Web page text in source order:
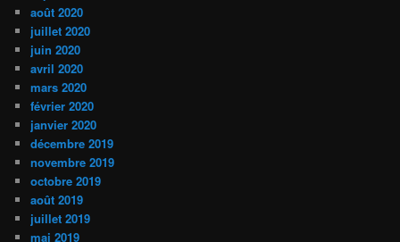
août 2020
juillet 2020
juin 2020
avril 2020
mars 2020
février 2020
janvier 2020
décembre 2019
novembre 2019
octobre 2019
août 2019
juillet 2019
mai 2019